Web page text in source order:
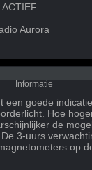
ACTIEF
Aurora
Informatie
een goede
Hoe
de
3-uurs
op